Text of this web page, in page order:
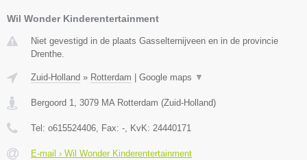
Wil Wonder Kinderentertainment
Niet gevestigd in de plaats Gasselternijveen en in de provincie
Drenthe.
Zuid-Holland » Rotterdam | Google maps ▼
Bergoord 1 3079 MA Rotterdam (Zuid-Holland)
Tel: o615524406 , Fax: - , KvK: 24440171
E-mail › Wil Wonder Kinderentertainment